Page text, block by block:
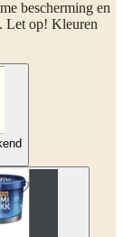
bescherming en
Let op! Kleuren